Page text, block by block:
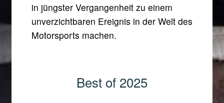
in jüngster Vergangenheit zu einem
unverzichtbaren Ereignis in der Welt des
Motorsports machen.
Best of 2025